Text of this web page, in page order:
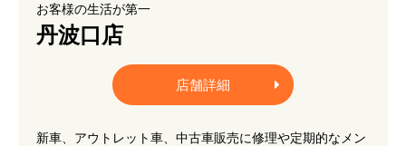
お客様の生活が第一
丹波口店
店舗詳細
新車、アウトレット車、中古車販売に修理や定期的なメン